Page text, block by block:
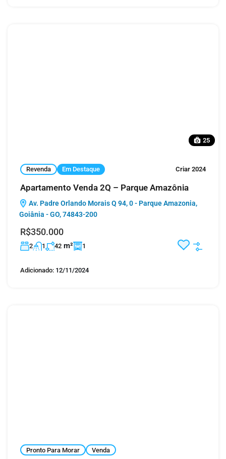
25
Revenda Em Destaque Criar 2024
Apartamento Venda 2Q – Parque Amazônia
Av. Padre Orlando Morais Q 94, 0 - Parque Amazonia,
Goiânia - GO, 74843-200
R$350.000
2 1 42 m² 1
Adicionado: 12/11/2024
Pronto Para Morar Venda